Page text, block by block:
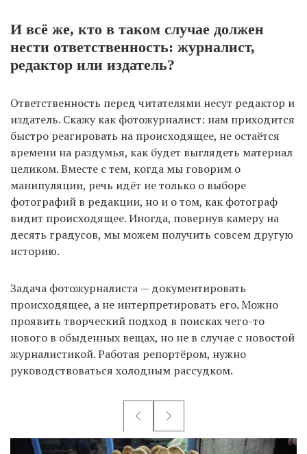
И всё же, кто в таком случае должен
нести ответственность: журналист,
редактор или издатель?
Ответственность перед читателями несут редактор и
издатель. Скажу как фотожурналист: нам приходится
быстро реагировать на происходящее, не остаётся
времени на раздумья, как будет выглядеть материал
целиком. Вместе с тем, когда мы говорим о
манипуляции, речь идёт не только о выборе
фотографий в редакции, но и о том, как фотограф
видит происходящее. Иногда, повернув камеру на
десять градусов, мы можем получить совсем другую
историю.
Задача фотожурналиста — документировать
происходящее, а не интерпретировать его. Можно
проявить творческий подход в поисках чего-то
нового в обыденных вещах, но не в случае с новостой
журналистикой. Работая репортёром, нужно
руководствоваться холодным рассудком.